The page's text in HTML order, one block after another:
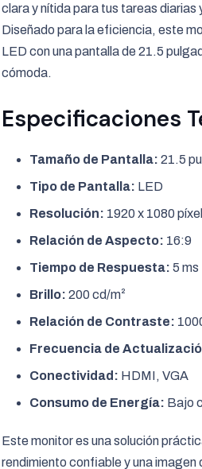
clara y nítida para tus tareas diarias
Diseñado para la eficiencia, este
LED con una pantalla de 21.5
cómoda.
Especificaciones
Tamaño de Pantalla: 21.5
Tipo de Pantalla: LED
Resolución: 1920 x 1080
Relación de Aspecto: 16:9
Tiempo de Respuesta: 5 ms
Brillo: 200 cd/m²
Relación de Contraste:
Frecuencia de
Conectividad: HDMI, VGA
Consumo de Energía: Bajo
Este monitor es una solución
rendimiento confiable y una imagen